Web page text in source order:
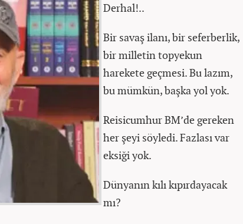
Derhal!..
Bir savaş ilanı, bir seferberlik,
bir milletin topyekun
harekete geçmesi. Bu lazım,
bu mümkün, başka yol yok.
Reisicumhur BM’de gereken
her şeyi söyledi. Fazlası var
eksiği yok.
Dünyanın kılı kıpırdayacak
mı?